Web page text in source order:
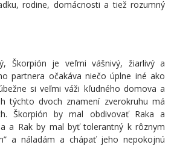
rodine, domácnosti a tiež rozumný
Škorpión je veľmi vášnivý, žiarlivý a
partnera očakáva niečo úplne iné ako
si veľmi váži kľudného domova a
týchto dvoch znamení zverokruhu má
Škorpión by mal obdivovať Raka a
a Rak by mal byť tolerantný k rôznym
a náladám a chápať jeho nepokojnú